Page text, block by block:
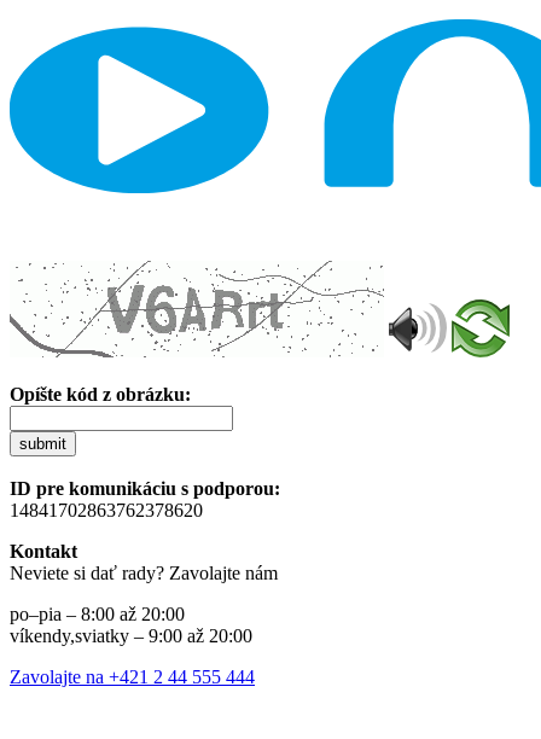
Opíšte kód z obrázku:
submit
ID pre komunikáciu s podporou:
14841702863762378620
Kontakt
Neviete si dať rady? Zavolajte nám
po–pia – 8:00 až 20:00
víkendy,sviatky – 9:00 až 20:00
Zavolajte na +421 2 44 555 444